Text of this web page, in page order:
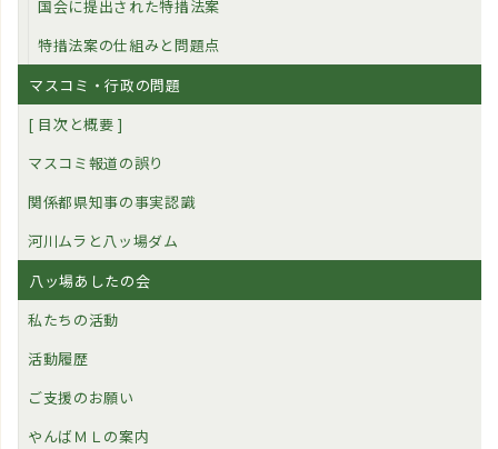
国会に提出された特措法案
特措法案の仕組みと問題点
マスコミ・行政の問題
[ 目次と概要 ]
マスコミ報道の誤り
関係都県知事の事実認識
河川ムラと八ッ場ダム
八ッ場あしたの会
私たちの活動
活動履歴
ご支援のお願い
やんばＭＬの案内